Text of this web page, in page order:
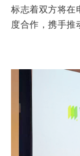
标志着双方将在
度合作，携手推